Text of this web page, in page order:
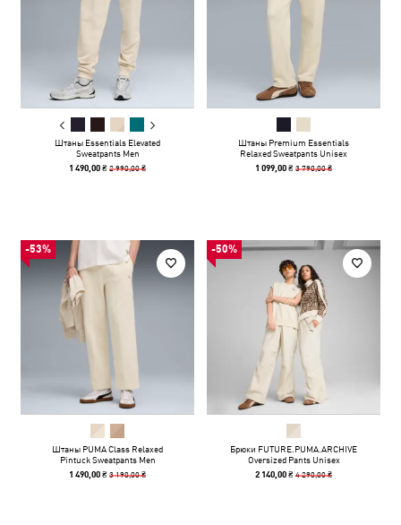
Штаны Essentials Elevated
Sweatpants Men
1 490,00 ₴2 990,00 ₴
Штаны Premium Essentials
Relaxed Sweatpants Unisex
1 099,00 ₴3 790,00 ₴
-53%
Штаны PUMA Class Relaxed
Pintuck Sweatpants Men
1 490,00 ₴3 190,00 ₴
-50%
Брюки FUTURE.PUMA.ARCHIVE
Oversized Pants Unisex
2 140,00 ₴4 290,00 ₴